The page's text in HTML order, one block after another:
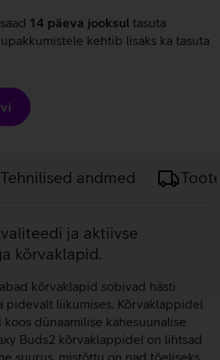
14 päeva jooksul tasuta
kehtib lisaks ka tasuta
Tehnilised andmed
ja aktiivse
kõrvaklapid.
kõrvaklapid sobivad hästi
pidevalt liikumises. Kõrvaklappidel
dünaamilise kahesuunalise
Buds2 kõrvaklappidel on lihtsad
suurus, mistõttu on nad tõeliseks